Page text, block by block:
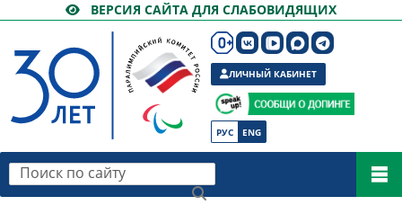
ВЕРСИЯ САЙТА ДЛЯ СЛАБОВИДЯЩИХ
РУС ENG
ЛИЧНЫЙ КАБИНЕТ
Поиск по сайту